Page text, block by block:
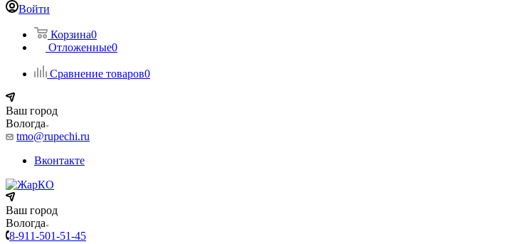
Войти
Корзина0
Отложенные0
Сравнение товаров0
Ваш город
Вологда
tmo@rupechi.ru
Вконтакте
Ваш город
Вологда
8-911-501-51-45